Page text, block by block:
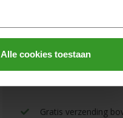
Alle cookies toestaan
Wij helpen u graag persoonlijk
Neem contactop
Bel0522 - 462 462
Gratis verzending